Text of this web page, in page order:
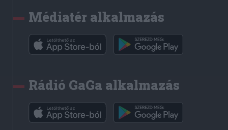
Médiatér alkalmazás
Rádió GaGa alkalmazás